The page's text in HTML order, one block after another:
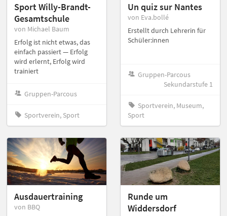
Sport Willy-Brandt-
Gesamtschule
von Michael Baum
Erfolg ist nicht etwas, das
einfach passiert — Erfolg
wird erlernt, Erfolg wird
trainiert
Gruppen-Parcous
Sportverein, Sport
Un quiz sur Nantes
von Eva.bollé
Erstellt durch Lehrerin für
Schüler:innen
Gruppen-Parcous
Sekundarstufe 1
Sportverein, Museum,
Sport
Ausdauertraining
von BBQ
Runde um
Widdersdorf